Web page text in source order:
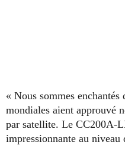
« Nous sommes
mondiales aient approuvé
par satellite. Le CC200A-
impressionnante au